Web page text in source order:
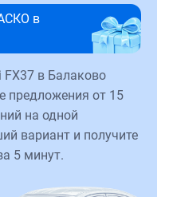
в
в Балаково
предложения от 15
на одной
вариант и получите
5 минут.